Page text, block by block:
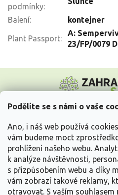
Podělíte se s námi o vaše
Ano, i náš web používá
vám budeme moct
prohlížení našeho webu.
k analýze návštěvnosti,
s přizpůsobením webu a díky
vám zobrazí takové reklamy,
otravovat. S vaším
podmínky:
Balení: kontejner
Plant Passport:
A:
23/FP/0079
p
Vše o nákupu
Informace pro Vás
Kontakujte nás